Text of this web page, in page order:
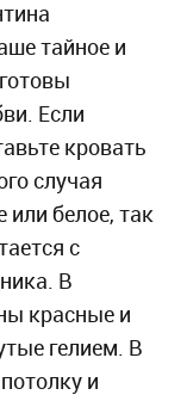
тайное и
Если
кровать
случая
или белое, так
с
В
красные и
гелием. В
и